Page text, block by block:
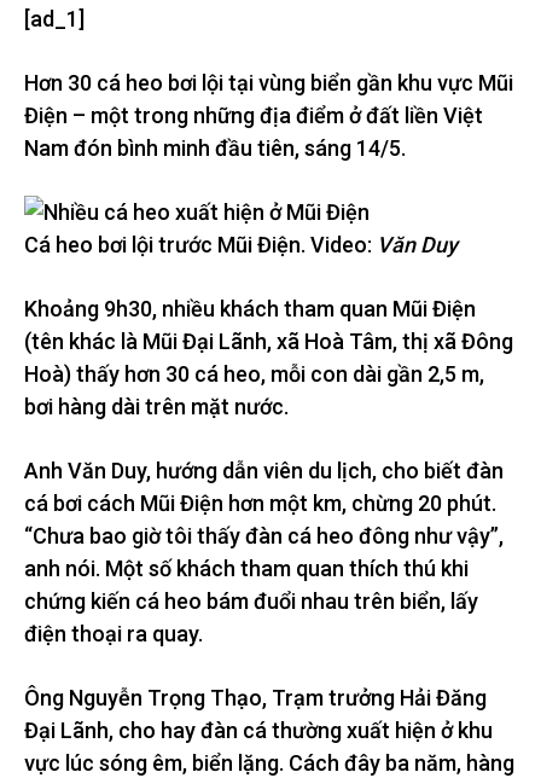
[ad_1]
Hơn 30 cá heo bơi lội tại vùng biển gần khu vực Mũi
Điện – một trong những địa điểm ở đất liền Việt
Nam đón bình minh đầu tiên, sáng 14/5.
Cá heo bơi lội trước Mũi Điện. Video: Văn Duy
Khoảng 9h30, nhiều khách tham quan Mũi Điện
(tên khác là Mũi Đại Lãnh, xã Hoà Tâm, thị xã Đông
Hoà) thấy hơn 30 cá heo, mỗi con dài gần 2,5 m,
bơi hàng dài trên mặt nước.
Anh Văn Duy, hướng dẫn viên du lịch, cho biết đàn
cá bơi cách Mũi Điện hơn một km, chừng 20 phút.
“Chưa bao giờ tôi thấy đàn cá heo đông như vậy”,
anh nói. Một số khách tham quan thích thú khi
chứng kiến cá heo bám đuổi nhau trên biển, lấy
điện thoại ra quay.
Ông Nguyễn Trọng Thạo, Trạm trưởng Hải Đăng
Đại Lãnh, cho hay đàn cá thường xuất hiện ở khu
vực lúc sóng êm, biển lặng. Cách đây ba năm, hàng